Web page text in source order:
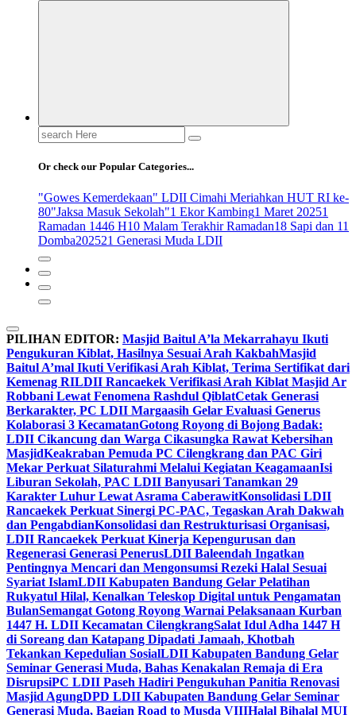
Search
for:
Or check our Popular Categories...
"Gowes Kemerdekaan" LDII Cimahi Meriahkan HUT RI ke-
80"Jaksa Masuk Sekolah"1 Ekor Kambing1 Maret 20251
Ramadan 1446 H10 Malam Terakhir Ramadan18 Sapi dan 11
Domba202521 Generasi Muda LDII
PILIHAN EDITOR: Masjid Baitul A’la Mekarrahayu Ikuti
Pengukuran Kiblat, Hasilnya Sesuai Arah KakbahMasjid
Baitul A’mal Ikuti Verifikasi Arah Kiblat, Terima Sertifikat dari
Kemenag RILDII Rancaekek Verifikasi Arah Kiblat Masjid Ar
Robbani Lewat Fenomena Rashdul QiblatCetak Generasi
Berkarakter, PC LDII Margaasih Gelar Evaluasi Generus
Kolaborasi 3 KecamatanGotong Royong di Bojong Badak:
LDII Cikancung dan Warga Cikasungka Rawat Kebersihan
MasjidKeakraban Pemuda PC Cilengkrang dan PAC Giri
Mekar Perkuat Silaturahmi Melalui Kegiatan KeagamaanIsi
Liburan Sekolah, PAC LDII Banyusari Tanamkan 29
Karakter Luhur Lewat Asrama CaberawitKonsolidasi LDII
Rancaekek Perkuat Sinergi PC-PAC, Tegaskan Arah Dakwah
dan PengabdianKonsolidasi dan Restrukturisasi Organisasi,
LDII Rancaekek Perkuat Kinerja Kepengurusan dan
Regenerasi Generasi PenerusLDII Baleendah Ingatkan
Pentingnya Mencari dan Mengonsumsi Rezeki Halal Sesuai
Syariat IslamLDII Kabupaten Bandung Gelar Pelatihan
Rukyatul Hilal, Kenalkan Teleskop Digital untuk Pengamatan
BulanSemangat Gotong Royong Warnai Pelaksanaan Kurban
1447 H. LDII Kecamatan CilengkrangSalat Idul Adha 1447 H
di Soreang dan Katapang Dipadati Jamaah, Khotbah
Tekankan Kepedulian SosialLDII Kabupaten Bandung Gelar
Seminar Generasi Muda, Bahas Kenakalan Remaja di Era
DisrupsiPC LDII Paseh Hadiri Pengukuhan Panitia Renovasi
Masjid AgungDPD LDII Kabupaten Bandung Gelar Seminar
Generasi Muda, Bagian Road to Musda VIIIHalal Bihalal MUI